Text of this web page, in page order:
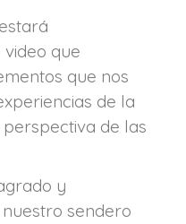
que
que nos
de la
de las
y
sendero